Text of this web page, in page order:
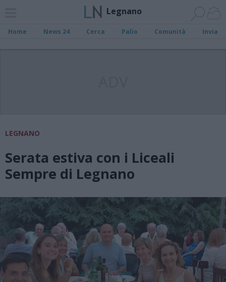
Legnano
Home News 24 Cerca Palio Comunità Invia
LEGNANO
Serata estiva con i Liceali
Sempre di Legnano